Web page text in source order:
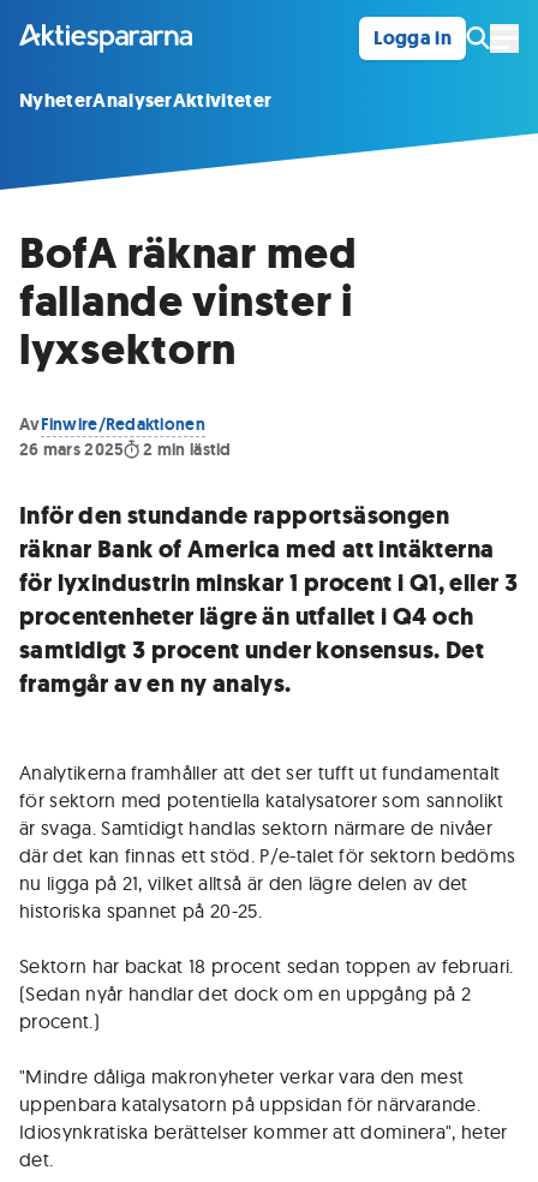
Logga in
NyheterAnalyserAktiviteter
BofA räknar med
fallande vinster i
lyxsektorn
AvFinwire/Redaktionen
26 mars 2025
2 min lästid
Inför den stundande rapportsäsongen
räknar Bank of America med att intäkterna
för lyxindustrin minskar 1 procent i Q1, eller 3
procentenheter lägre än utfallet i Q4 och
samtidigt 3 procent under konsensus. Det
framgår av en ny analys.
Analytikerna framhåller att det ser tufft ut fundamentalt
för sektorn med potentiella katalysatorer som sannolikt
är svaga. Samtidigt handlas sektorn närmare de nivåer
där det kan finnas ett stöd. P/e-talet för sektorn bedöms
nu ligga på 21, vilket alltså är den lägre delen av det
historiska spannet på 20-25.
Sektorn har backat 18 procent sedan toppen av februari.
(Sedan nyår handlar det dock om en uppgång på 2
procent.)
"Mindre dåliga makronyheter verkar vara den mest
uppenbara katalysatorn på uppsidan för närvarande.
Idiosynkratiska berättelser kommer att dominera", heter
det.